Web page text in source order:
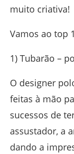
muito criativa!
Vamos ao top
1) Tubarão –
O designer
feitas à mão
sucessos de
assustador, a
dando a